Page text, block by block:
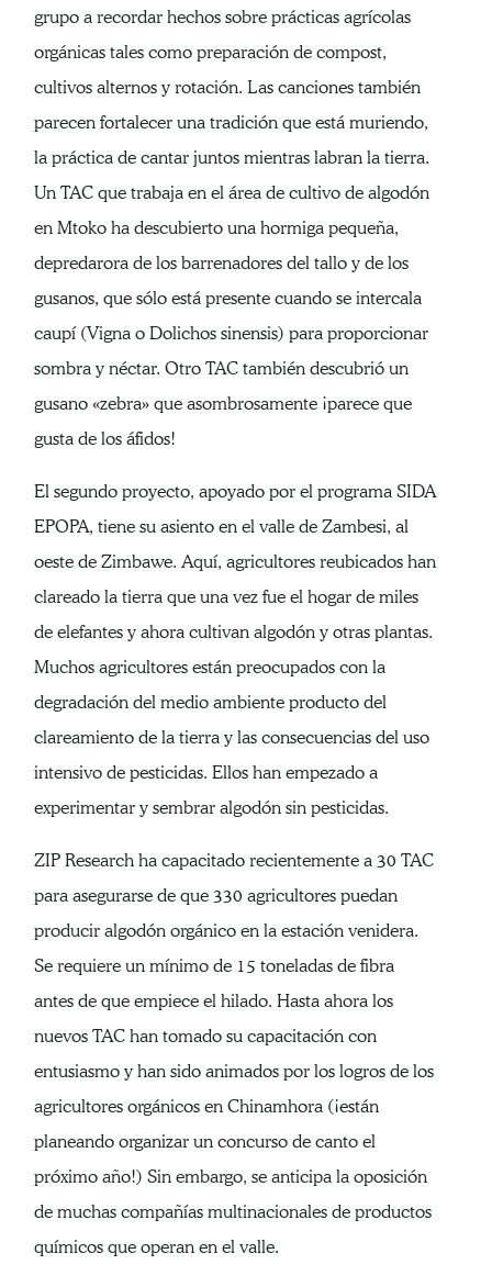
grupo a recordar hechos sobre prácticas agrícolas
orgánicas tales como preparación de compost,
cultivos alternos y rotación. Las canciones también
parecen fortalecer una tradición que está muriendo,
la práctica de cantar juntos mientras labran la tierra.
Un TAC que trabaja en el área de cultivo de algodón
en Mtoko ha descubierto una hormiga pequeña,
depredarora de los barrenadores del tallo y de los
gusanos, que sólo está presente cuando se intercala
caupí (Vigna o Dolichos sinensis) para proporcionar
sombra y néctar. Otro TAC también descubrió un
gusano «zebra» que asombrosamente ¡parece que
gusta de los áfidos!
El segundo proyecto, apoyado por el programa SIDA
EPOPA, tiene su asiento en el valle de Zambesi, al
oeste de Zimbawe. Aquí, agricultores reubicados han
clareado la tierra que una vez fue el hogar de miles
de elefantes y ahora cultivan algodón y otras plantas.
Muchos agricultores están preocupados con la
degradación del medio ambiente producto del
clareamiento de la tierra y las consecuencias del uso
intensivo de pesticidas. Ellos han empezado a
experimentar y sembrar algodón sin pesticidas.
ZIP Research ha capacitado recientemente a 30 TAC
para asegurarse de que 330 agricultores puedan
producir algodón orgánico en la estación venidera.
Se requiere un mínimo de 15 toneladas de fibra
antes de que empiece el hilado. Hasta ahora los
nuevos TAC han tomado su capacitación con
entusiasmo y han sido animados por los logros de los
agricultores orgánicos en Chinamhora (¡están
planeando organizar un concurso de canto el
próximo año!) Sin embargo, se anticipa la oposición
de muchas compañías multinacionales de productos
químicos que operan en el valle.